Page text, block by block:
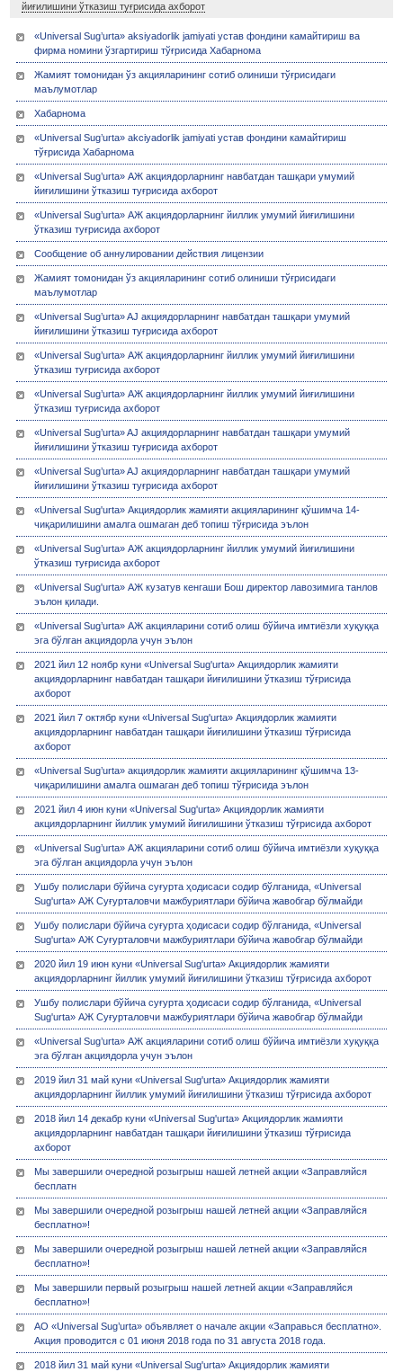
йиғилишини ўтказиш туғрисида ахборот
«Universal Sug’urta» aksiyadorlik jamiyati устав фондини камайтириш ва
фирма номини ўзгартириш тўғрисида Хабарнома
Жамият томонидан ўз акцияларининг сотиб олиниши тўғрисидаги
маълумотлар
Хабарнома
«Universal Sug’urta» akciyadorlik jamiyati устав фондини камайтириш
тўғрисида Хабарнома
«Universal Sug’urta» АЖ акциядорларнинг навбатдан ташқари умумий
йиғилишини ўтказиш туғрисида ахборот
«Universal Sug’urta» АЖ акциядорларнинг йиллик умумий йиғилишини
ўтказиш туғрисида ахборот
Сообщение об аннулировании действия лицензии
Жамият томонидан ўз акцияларининг сотиб олиниши тўғрисидаги
маълумотлар
«Universal Sug’urta» AJ акциядорларнинг навбатдан ташқари умумий
йиғилишини ўтказиш туғрисида ахборот
«Universal Sug’urta» АЖ акциядорларнинг йиллик умумий йиғилишини
ўтказиш туғрисида ахборот
«Universal Sug’urta» АЖ акциядорларнинг йиллик умумий йиғилишини
ўтказиш туғрисида ахборот
«Universal Sug’urta» AJ акциядорларнинг навбатдан ташқари умумий
йиғилишини ўтказиш туғрисида ахборот
«Universal Sug’urta» AJ акциядорларнинг навбатдан ташқари умумий
йиғилишини ўтказиш туғрисида ахборот
«Universal Sug'urta» Акциядорлик жамияти акцияларининг қўшимча 14-
чиқарилишини амалга ошмаган деб топиш тўғрисида эълон
«Universal Sug’urta» АЖ акциядорларнинг йиллик умумий йиғилишини
ўтказиш туғрисида ахборот
«Universal Sug'urta» АЖ кузатув кенгаши Бош директор лавозимига танлов
эълон қилади.
«Universal Sug’urta» АЖ акцияларини сотиб олиш бўйича имтиёзли хуқуққа
эга бўлган акциядорла учун эълон
2021 йил 12 ноябр куни «Universal Sug'urta» Акциядорлик жамияти
акциядорларнинг навбатдан ташқари йиғилишини ўтказиш тўғрисида
ахборот
2021 йил 7 октябр куни «Universal Sug'urta» Акциядорлик жамияти
акциядорларнинг навбатдан ташқари йиғилишини ўтказиш тўғрисида
ахборот
«Universal Sug’urta» акциядорлик жамияти акцияларининг қўшимча 13-
чиқарилишини амалга ошмаган деб топиш тўғрисида эълон
2021 йил 4 июн куни «Universal Sug'urta» Акциядорлик жамияти
акциядорларнинг йиллик умумий йиғилишини ўтказиш тўғрисида ахборот
«Universal Sug’urta» АЖ акцияларини сотиб олиш бўйича имтиёзли хуқуққа
эга бўлган акциядорла учун эълон
Ушбу полислари бўйича суғурта ҳодисаси содир бўлганида, «Universal
Sug'urta» АЖ Суғурталовчи мажбуриятлари бўйича жавобгар бўлмайди
Ушбу полислари бўйича суғурта ҳодисаси содир бўлганида, «Universal
Sug'urta» АЖ Суғурталовчи мажбуриятлари бўйича жавобгар бўлмайди
2020 йил 19 июн куни «Universal Sug'urta» Акциядорлик жамияти
акциядорларнинг йиллик умумий йиғилишини ўтказиш тўғрисида ахборот
Ушбу полислари бўйича суғурта ҳодисаси содир бўлганида, «Universal
Sug'urta» АЖ Суғурталовчи мажбуриятлари бўйича жавобгар бўлмайди
«Universal Sug’urta» АЖ акцияларини сотиб олиш бўйича имтиёзли хуқуққа
эга бўлган акциядорла учун эълон
2019 йил 31 май куни «Universal Sug'urta» Акциядорлик жамияти
акциядорларнинг йиллик умумий йиғилишини ўтказиш тўғрисида ахборот
2018 йил 14 декабр куни «Universal Sug'urta» Акциядорлик жамияти
акциядорларнинг навбатдан ташқари йиғилишини ўтказиш тўғрисида
ахборот
Мы завершили очередной розыгрыш нашей летней акции «Заправляйся
бесплатн
Мы завершили очередной розыгрыш нашей летней акции «Заправляйся
бесплатно»!
Мы завершили очередной розыгрыш нашей летней акции «Заправляйся
бесплатно»!
Мы завершили первый розыгрыш нашей летней акции «Заправляйся
бесплатно»!
АО «Universal Sug’urta» объявляет о начале акции «Заправься бесплатно».
Акция проводится с 01 июня 2018 года по 31 августа 2018 года.
2018 йил 31 май куни «Universal Sug'urta» Акциядорлик жамияти